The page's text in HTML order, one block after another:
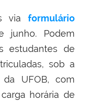
via formulário
Podem
estudantes de
sob a
UFOB, com
horária de